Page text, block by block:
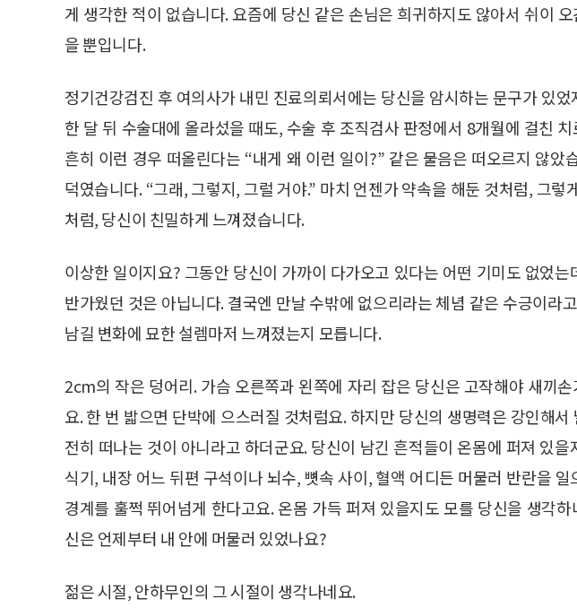
게 생각한 적이 없습니다. 요즘에 당신 같은 손님은 희귀하지도 않아서 쉬이
을 뿐입니다.
정기건강검진 후 여의사가 내민 진료의뢰서에는 당신을 암시하는 문구가 있
한 달 뒤 수술대에 올라섰을 때도, 수술 후 조직검사 판정에서 8개월에 걸친
흔히 이런 경우 떠올린다는 “내게 왜 이런 일이?” 같은 물음은 떠오르지 않았
덕였습니다. “그래, 그렇지, 그럴 거야.” 마치 언젠가 약속을 해둔 것처럼, 그렇
처럼, 당신이 친밀하게 느껴졌습니다.
이상한 일이지요? 그동안 당신이 가까이 다가오고 있다는 어떤 기미도 없었는
반가웠던 것은 아닙니다. 결국엔 만날 수밖에 없으리라는 체념 같은 수긍이라
남길 변화에 묘한 설렘마저 느껴졌는지 모릅니다.
2cm의 작은 덩어리. 가슴 오른쪽과 왼쪽에 자리 잡은 당신은 고작해야 새끼
요. 한 번 밟으면 단박에 으스러질 것처럼요. 하지만 당신의 생명력은 강인해
전히 떠나는 것이 아니라고 하더군요. 당신이 남긴 흔적들이 온몸에 퍼져 있을
식기, 내장 어느 뒤편 구석이나 뇌수, 뼛속 사이, 혈액 어디든 머물러 반란을 일
경계를 훌쩍 뛰어넘게 한다고요. 온몸 가득 퍼져 있을지도 모를 당신을 생각
신은 언제부터 내 안에 머물러 있었나요?
젊은 시절, 안하무인의 그 시절이 생각나네요.